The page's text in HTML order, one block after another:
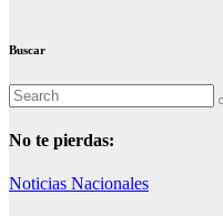
Buscar
No te pierdas:
Noticias Nacionales